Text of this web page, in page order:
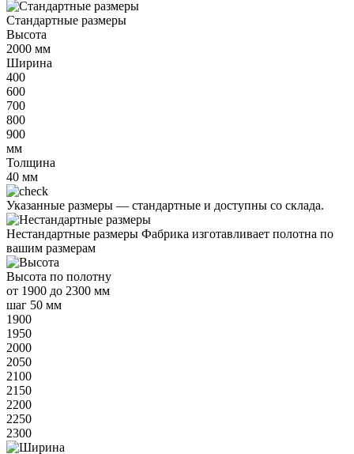
Стандартные размеры
Высота
2000 мм
Ширина
400
600
700
800
900
мм
Толщина
40 мм
Указанные размеры — стандартные и доступны со склада.
Нестандартные размеры Фабрика изготавливает полотна по
вашим размерам
Высота по полотну
от 1900 до 2300 мм
шаг 50 мм
1900
1950
2000
2050
2100
2150
2200
2250
2300